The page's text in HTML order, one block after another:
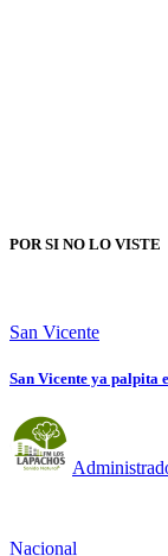
POR SI NO LO VISTE
San Vicente
San Vicente ya palpita
Nacional